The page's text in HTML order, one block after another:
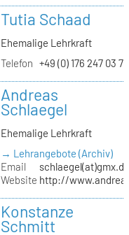
Tutia Schaad
Ehemalige Lehrkraft
Telefon +49 (0) 176 247 03 7
Andreas
Schlaegel
Ehemalige Lehrkraft
→ Lehrangebote (Archiv)
Email
Website http://
Konstanze
Schmitt